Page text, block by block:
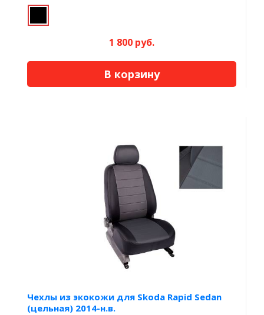
1 800 руб.
В корзину
Чехлы из экокожи для Skoda Rapid Sedan
(цельная) 2014-н.в.